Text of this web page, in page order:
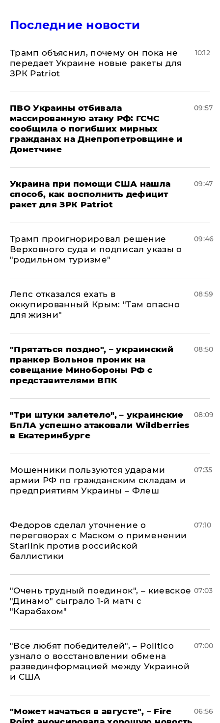
Последние новости
Трамп объяснил, почему он пока не
передает Украине новые ракеты для
ЗРК Patriot
10:12
ПВО Украины отбивала
массированную атаку РФ: ГСЧС
сообщила о погибших мирных
гражданах на Днепропетровщине и
Донетчине
09:57
Украина при помощи США нашла
способ, как восполнить дефицит
ракет для ЗРК Patriot
09:47
Трамп проигнорировал решение
Верховного суда и подписал указы о
"родильном туризме"
09:46
Лепс отказался ехать в
оккупированный Крым: "Там опасно
для жизни"
08:59
"Прятаться поздно", – украинский
пранкер Вольнов проник на
совещание Минобороны РФ с
представителями ВПК
08:50
"Три штуки залетело", – украинские
БпЛА успешно атаковали Wildberries
в Екатеринбурге
08:09
Мошенники пользуются ударами
армии РФ по гражданским складам и
предприятиям Украины – Флеш
07:35
Федоров сделал уточнение о
переговорах с Маском о применении
Starlink против российской
баллистики
07:10
"Очень трудный поединок", – киевское
"Динамо" сыграло 1-й матч с
"Карабахом"
07:03
​"Все любят победителей", – Politico
узнало о восстановлении обмена
развединформацией между Украиной
и США
07:00
"Может начаться в августе", – Fire
06:56